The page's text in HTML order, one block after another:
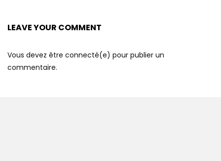
LEAVE YOUR COMMENT
Vous devez être connecté(e) pour publier un
commentaire.